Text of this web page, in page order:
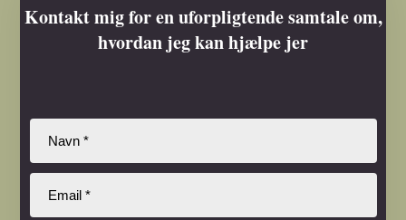
Kontakt mig for en uforpligtende samtale om,
hvordan jeg kan hjælpe jer